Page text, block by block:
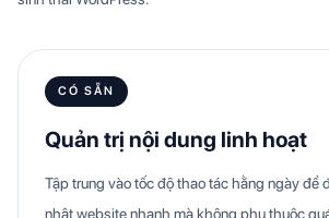
CÓ SẴN
Quản trị nội dung linh hoạt
Tập trung vào tốc độ thao tác hằng ngày để
nhật website nhanh mà không phụ thuộc